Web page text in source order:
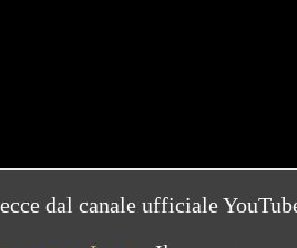
dal canale ufficiale